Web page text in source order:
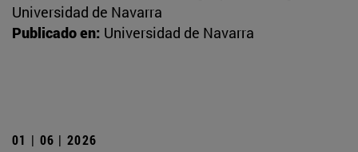
Universidad de Navarra
Publicado en: Universidad de Navarra
01 | 06 | 2026